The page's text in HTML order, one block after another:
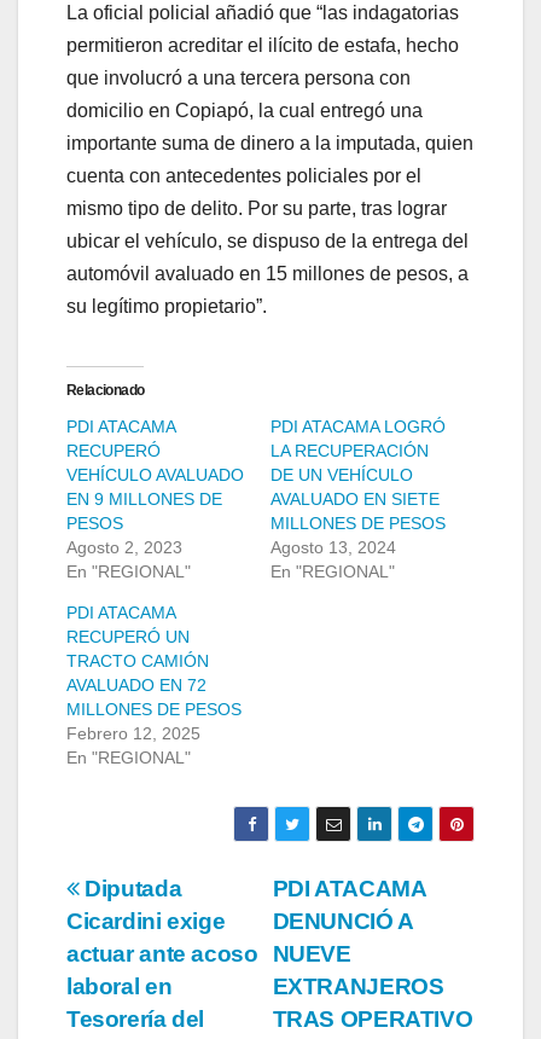
La oficial policial añadió que “las indagatorias
permitieron acreditar el ilícito de estafa, hecho
que involucró a una tercera persona con
domicilio en Copiapó, la cual entregó una
importante suma de dinero a la imputada, quien
cuenta con antecedentes policiales por el
mismo tipo de delito. Por su parte, tras lograr
ubicar el vehículo, se dispuso de la entrega del
automóvil avaluado en 15 millones de pesos, a
su legítimo propietario”.
Relacionado
PDI ATACAMA
RECUPERÓ
VEHÍCULO AVALUADO
EN 9 MILLONES DE
PESOS
Agosto 2, 2023
En "REGIONAL"
PDI ATACAMA LOGRÓ
LA RECUPERACIÓN
DE UN VEHÍCULO
AVALUADO EN SIETE
MILLONES DE PESOS
Agosto 13, 2024
En "REGIONAL"
PDI ATACAMA
RECUPERÓ UN
TRACTO CAMIÓN
AVALUADO EN 72
MILLONES DE PESOS
Febrero 12, 2025
En "REGIONAL"
Navegación
de
entradas
PDI ATACAMA
DENUNCIÓ A
NUEVE
EXTRANJEROS
TRAS OPERATIVO
Diputada
Cicardini exige
actuar ante acoso
laboral en
Tesorería del